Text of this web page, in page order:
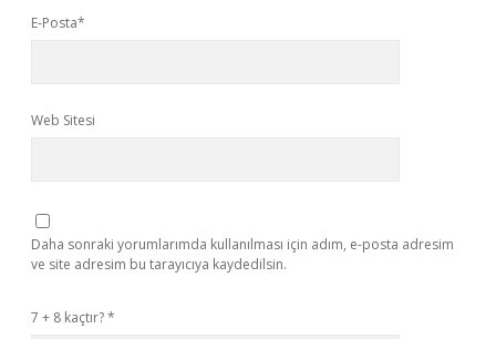
E-Posta*
Web Sitesi
Daha sonraki yorumlarımda kullanılması için adım, e-posta adresim
ve site adresim bu tarayıcıya kaydedilsin.
7 + 8 kaçtır?*